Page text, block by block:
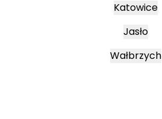
Katowice
Jasło
Wałbrzych